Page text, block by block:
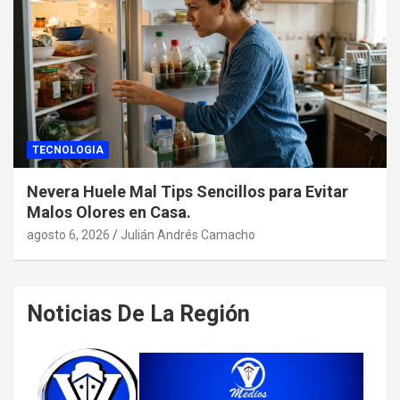
TECNOLOGIA
Nevera Huele Mal Tips Sencillos para Evitar
Malos Olores en Casa.
agosto 6, 2026 Julián Andrés Camacho
Noticias De La Región